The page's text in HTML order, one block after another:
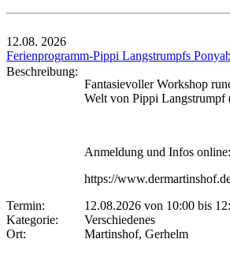
12.08. 2026
Ferienprogramm-Pippi Langstrumpfs
Beschreibung:
Fantasievoller Workshop
Welt von Pippi Langstrumpf
Anmeldung und Infos online:
https://
Termin:
12.08.2026 von 10:00 bis
Kategorie:
Verschiedenes
Ort:
Martinshof, Gerhelm